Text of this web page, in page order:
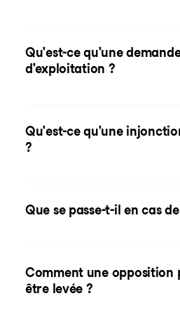
Qu'est-ce qu'une
d'exploitation ?
Qu'est-ce qu'une
?
Que se passe-t-il en cas
Comment une opposition
être levée ?